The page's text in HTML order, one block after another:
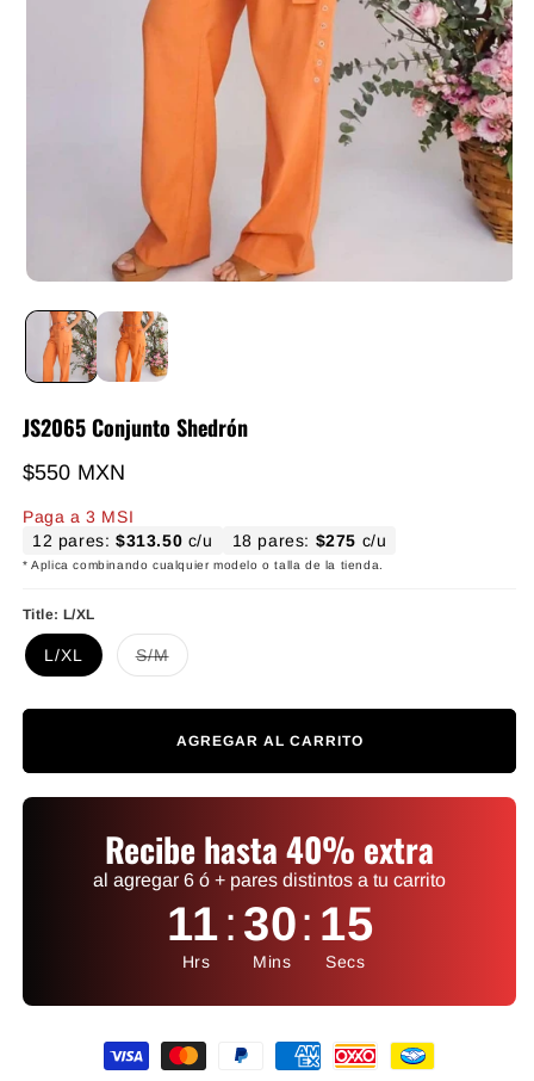
JS2065 Conjunto Shedrón
Precio habitual
$550 MXN
Paga a 3 MSI
12 pares: $313.50 c/u 18 pares: $275 c/u
* Aplica combinando cualquier modelo o talla de la tienda.
Title: L/XL
L/XL S/M
Variante agotada o no disponible
AGREGAR AL CARRITO
Recibe hasta 40% extra
al agregar 6 ó + pares distintos a tu carrito
11: 30: 15
Hrs Mins Secs
Formas de pago